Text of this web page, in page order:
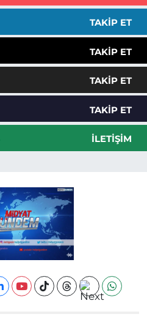
TAKIP ET
TAKIP ET
TAKIP ET
TAKIP ET
İLETIŞIM